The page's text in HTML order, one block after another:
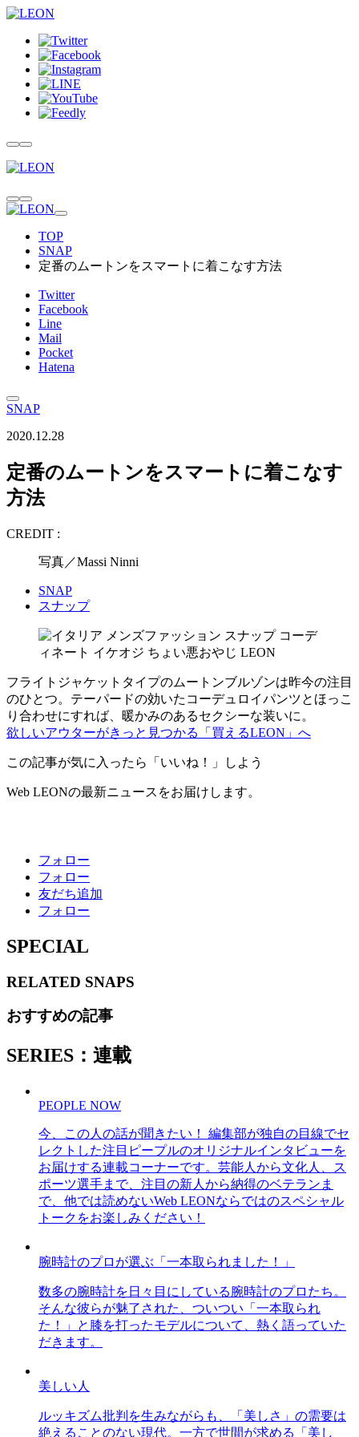
TOP
SNAP
定番のムートンをスマートに着こなす方法
Twitter
Facebook
Line
Mail
Pocket
Hatena
SNAP
2020.12.28
定番のムートンをスマートに着こなす
方法
CREDIT :
写真／Massi Ninni
SNAP
スナップ
フライトジャケットタイプのムートンブルゾンは昨今の注目
のひとつ。テーパードの効いたコーデュロイパンツとほっこ
り合わせにすれば、暖かみのあるセクシーな装いに。
欲しいアウターがきっと見つかる「買えるLEON」へ
この記事が気に入ったら「いいね！」しよう
Web LEONの最新ニュースをお届けします。
フォロー
フォロー
友だち追加
フォロー
SPECIAL
RELATED SNAPS
おすすめの記事
SERIES：連載
PEOPLE NOW
今、この人の話が聞きたい！ 編集部が独自の目線でセ
レクトした注目ピープルのオリジナルインタビューを
お届けする連載コーナーです。芸能人から文化人、ス
ポーツ選手まで、注目の新人から納得のベテランま
で、他では読めないWeb LEONならではのスペシャル
トークをお楽しみください！
腕時計のプロが選ぶ「一本取られました！」
数多の腕時計を日々目にしている腕時計のプロたち。
そんな彼らが魅了された、ついつい「一本取られ
た！」と膝を打ったモデルについて、熱く語っていた
だきます。
美しい人
ルッキズム批判を生みながらも、「美しさ」の需要は
絶えることのない現代。一方で世間が求める「美し